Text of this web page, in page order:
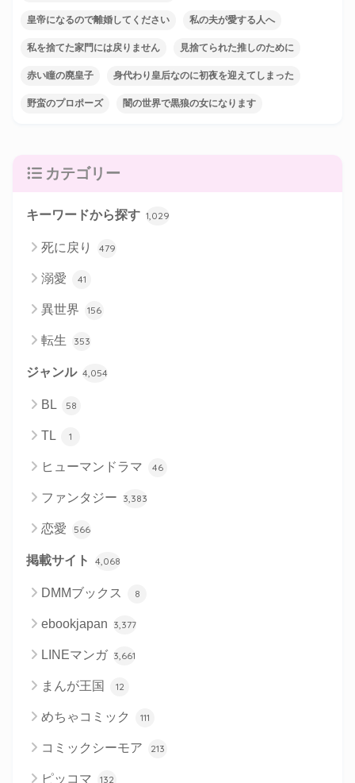
皇帝になるので離婚してください 私の夫が愛する人へ
私を捨てた家門には戻りません 見捨てられた推しのために
赤い瞳の廃皇子 身代わり皇后なのに初夜を迎えてしまった
野蛮のプロポーズ 闇の世界で黒狼の女になります
カテゴリー
キーワードから探す 1,029
死に戻り 479
溺愛 41
異世界 156
転生 353
ジャンル 4,054
BL 58
TL 1
ヒューマンドラマ 46
ファンタジー 3,383
恋愛 566
掲載サイト 4,068
DMMブックス 8
ebookjapan 3,377
LINEマンガ 3,661
まんが王国 12
めちゃコミック 111
コミックシーモア 213
ピッコマ 132